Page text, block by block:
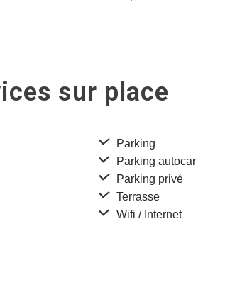
sur place
Parking
Parking autocar
Parking privé
Terrasse
Wifi / Internet